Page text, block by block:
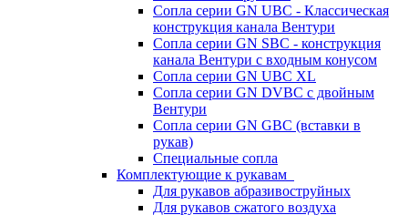
Сопла серии GN UBC - Классическая
конструкция канала Вентури
Сопла серии GN SBC - конструкция
канала Вентури c входным конусом
Сопла серии GN UBC XL
Сопла серии GN DVBC с двойным
Вентури
Сопла серии GN GBC (вставки в
рукав)
Специальные сопла
Комплектующие к рукавам
Для рукавов абразивоструйных
Для рукавов сжатого воздуха